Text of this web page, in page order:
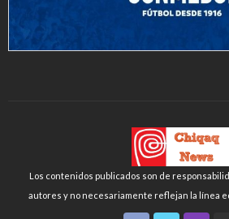
Los contenidos publicados son de
autores y no necesariamente reflejan la línea
Chiqaq News o de la FLCH-UNMSM.